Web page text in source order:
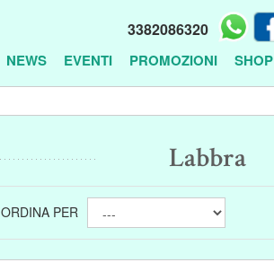
3382086320
NEWS EVENTI PROMOZIONI
Labbra
ORDINA PER